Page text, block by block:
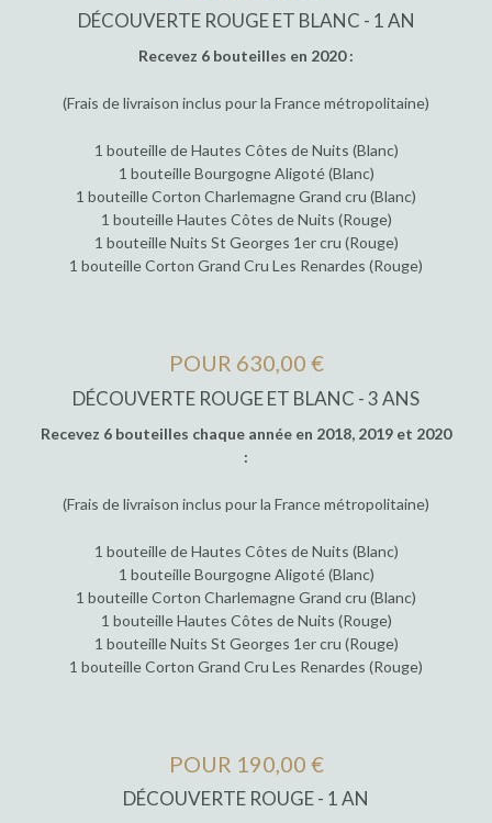
DÉCOUVERTE ROUGE ET BLANC - 1 AN
Recevez 6 bouteilles en 2020 :
(Frais de livraison inclus pour la France métropolitaine)
1 bouteille de Hautes Côtes de Nuits (Blanc)
1 bouteille Bourgogne Aligoté (Blanc)
1 bouteille Corton Charlemagne Grand cru (Blanc)
1 bouteille Hautes Côtes de Nuits (Rouge)
1 bouteille Nuits St Georges 1er cru (Rouge)
1 bouteille Corton Grand Cru Les Renardes (Rouge)
POUR 630,00 €
DÉCOUVERTE ROUGE ET BLANC - 3 ANS
Recevez 6 bouteilles chaque année en 2018, 2019 et 2020
:
(Frais de livraison inclus pour la France métropolitaine)
1 bouteille de Hautes Côtes de Nuits (Blanc)
1 bouteille Bourgogne Aligoté (Blanc)
1 bouteille Corton Charlemagne Grand cru (Blanc)
1 bouteille Hautes Côtes de Nuits (Rouge)
1 bouteille Nuits St Georges 1er cru (Rouge)
1 bouteille Corton Grand Cru Les Renardes (Rouge)
POUR 190,00 €
DÉCOUVERTE ROUGE - 1 AN